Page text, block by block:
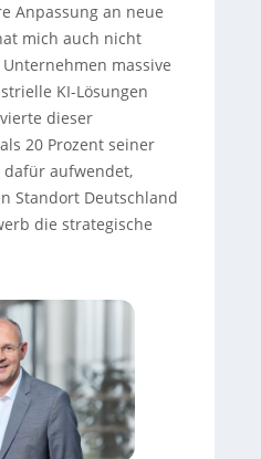
Anpassung an neue
mich auch nicht
massive
KI-Lösungen
dieser
20 Prozent seiner
dafür aufwendet,
Standort Deutschland
die strategische